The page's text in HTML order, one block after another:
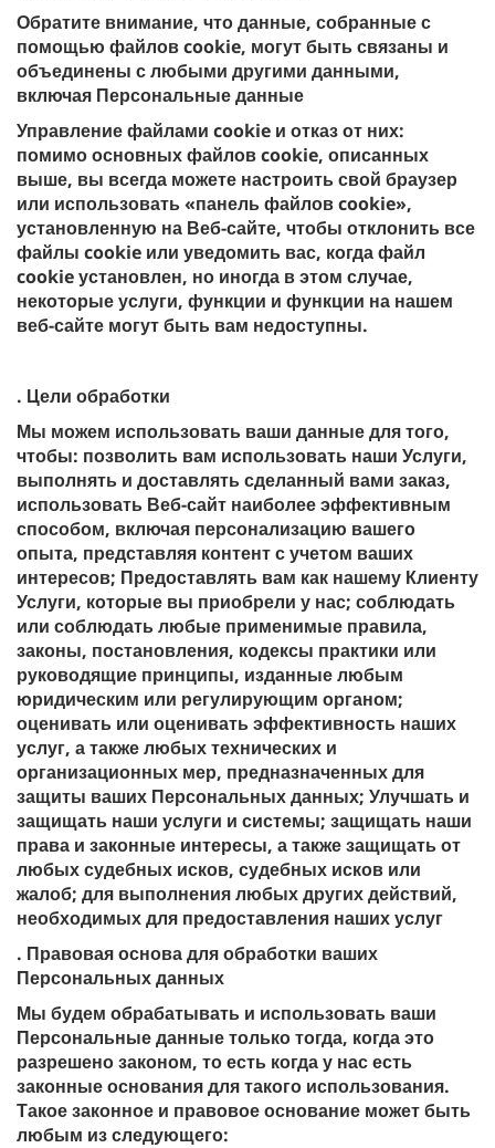
Обратите внимание, что данные, собранные с
помощью файлов cookie, могут быть связаны и
объединены с любыми другими данными,
включая Персональные данные
Управление файлами cookie и отказ от них:
помимо основных файлов cookie, описанных
выше, вы всегда можете настроить свой браузер
или использовать «панель файлов cookie»,
установленную на Веб-сайте, чтобы отклонить все
файлы cookie или уведомить вас, когда файл
cookie установлен, но иногда в этом случае,
некоторые услуги, функции и функции на нашем
веб-сайте могут быть вам недоступны.
. Цели обработки
Мы можем использовать ваши данные для того,
чтобы: позволить вам использовать наши Услуги,
выполнять и доставлять сделанный вами заказ,
использовать Веб-сайт наиболее эффективным
способом, включая персонализацию вашего
опыта, представляя контент с учетом ваших
интересов; Предоставлять вам как нашему Клиенту
Услуги, которые вы приобрели у нас; соблюдать
или соблюдать любые применимые правила,
законы, постановления, кодексы практики или
руководящие принципы, изданные любым
юридическим или регулирующим органом;
оценивать или оценивать эффективность наших
услуг, а также любых технических и
организационных мер, предназначенных для
защиты ваших Персональных данных; Улучшать и
защищать наши услуги и системы; защищать наши
права и законные интересы, а также защищать от
любых судебных исков, судебных исков или
жалоб; для выполнения любых других действий,
необходимых для предоставления наших услуг
. Правовая основа для обработки ваших
Персональных данных
Мы будем обрабатывать и использовать ваши
Персональные данные только тогда, когда это
разрешено законом, то есть когда у нас есть
законные основания для такого использования.
Такое законное и правовое основание может быть
любым из следующего: